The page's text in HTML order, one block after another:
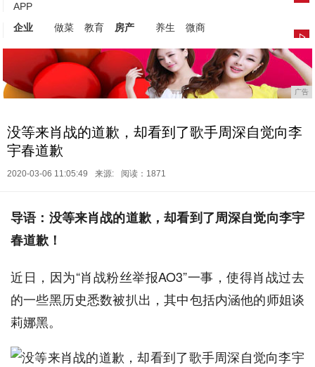
APP
企业
做菜 教育 房产 养生 微商
广告
没等来肖战的道歉，却看到了歌手周深自觉向李
宇春道歉
2020-03-06 11:05:49 来源: 阅读：1871
导语：没等来肖战的道歉，却看到了周深自觉向李宇
春道歉！
近日，因为“肖战粉丝举报AO3”一事，使得肖战过去
的一些黑历史悉数被扒出，其中包括内涵他的师姐谈
莉娜黑。